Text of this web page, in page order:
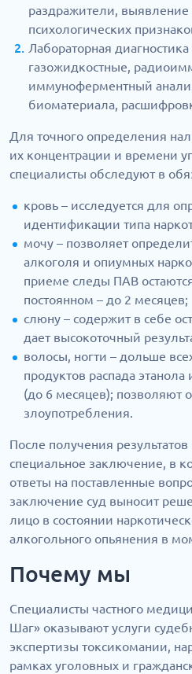
раздражители,
психологических
Лабораторная
газожидкостные,
иммуноферментный
биоматериала,
Для точного определения
их концентрации и времени
специалисты обследуют в
кровь – исследуется для
идентификации типа
мочу – позволяет
алкоголя и опиумных
приеме следы ПАВ
постоянном – до 2 месяцев;
слюну – содержит в себе
дает высокоточный
волосы, ногти – дольше
продуктов распада
(до 6 месяцев); позволяют
злоупотребления.
После получения
специальное заключение, в
ответы на поставленные
заключение суд выносит
лицо в состоянии
алкогольного опьянения в
Почему мы
Специалисты частного
Шаг» оказывают услуги
экспертизы токсикомании,
рамках уголовных и